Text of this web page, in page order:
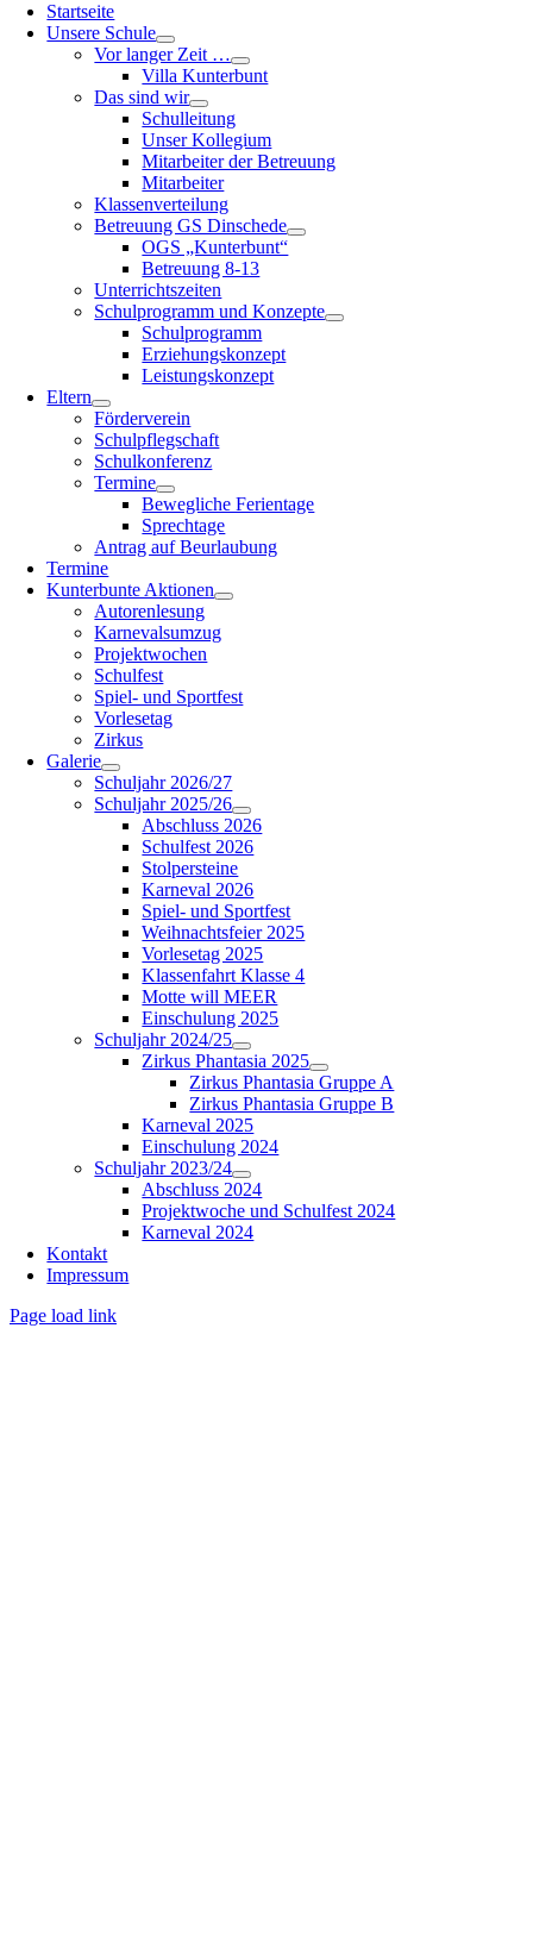
Startseite
Unsere Schule
Vor langer Zeit …
Villa Kunterbunt
Das sind wir
Schulleitung
Unser Kollegium
Mitarbeiter der Betreuung
Mitarbeiter
Klassenverteilung
Betreuung GS Dinschede
OGS „Kunterbunt“
Betreuung 8-13
Unterrichtszeiten
Schulprogramm und Konzepte
Schulprogramm
Erziehungskonzept
Leistungskonzept
Eltern
Förderverein
Schulpflegschaft
Schulkonferenz
Termine
Bewegliche Ferientage
Sprechtage
Antrag auf Beurlaubung
Termine
Kunterbunte Aktionen
Autorenlesung
Karnevalsumzug
Projektwochen
Schulfest
Spiel- und Sportfest
Vorlesetag
Zirkus
Galerie
Schuljahr 2026/27
Schuljahr 2025/26
Abschluss 2026
Schulfest 2026
Stolpersteine
Karneval 2026
Spiel- und Sportfest
Weihnachtsfeier 2025
Vorlesetag 2025
Klassenfahrt Klasse 4
Motte will MEER
Einschulung 2025
Schuljahr 2024/25
Zirkus Phantasia 2025
Zirkus Phantasia Gruppe A
Zirkus Phantasia Gruppe B
Karneval 2025
Einschulung 2024
Schuljahr 2023/24
Abschluss 2024
Projektwoche und Schulfest 2024
Karneval 2024
Kontakt
Impressum
Page load link